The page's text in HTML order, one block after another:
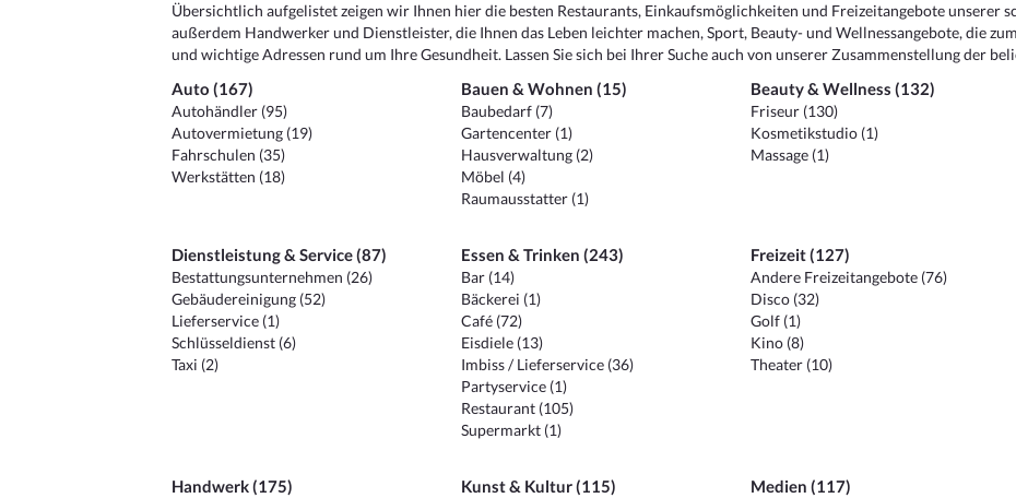
Übersichtlich aufgelistet zeigen wir Ihnen hier die besten Restaurants, Einkaufsmöglichkeiten und Freizeitangebote unserer
außerdem Handwerker und Dienstleister, die Ihnen das Leben leichter machen, Sport, Beauty- und Wellnessangebote, die
und wichtige Adressen rund um Ihre Gesundheit. Lassen Sie sich bei Ihrer Suche auch von unserer Zusammenstellung der
Auto (167)
Autohändler (95)
Autovermietung (19)
Fahrschulen (35)
Werkstätten (18)
Bauen & Wohnen (15)
Baubedarf (7)
Gartencenter (1)
Hausverwaltung (2)
Möbel (4)
Raumausstatter (1)
Beauty & Wellness (132)
Friseur (130)
Kosmetikstudio (1)
Massage (1)
Dienstleistung & Service (87)
Bestattungsunternehmen (26)
Gebäudereinigung (52)
Lieferservice (1)
Schlüsseldienst (6)
Taxi (2)
Essen & Trinken (243)
Bar (14)
Bäckerei (1)
Café (72)
Eisdiele (13)
Imbiss / Lieferservice (36)
Partyservice (1)
Restaurant (105)
Supermarkt (1)
Freizeit (127)
Andere Freizeitangebote (76)
Disco (32)
Golf (1)
Kino (8)
Theater (10)
Handwerk (175) Kunst & Kultur (115) Medien (117)